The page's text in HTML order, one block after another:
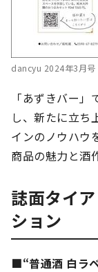
dancyu 2024年3月号
「あずきバー
し、新たに立ち
インのノウハウ
商品の魅力と酒
誌面タイ
ション
■“普通酒 白ラ